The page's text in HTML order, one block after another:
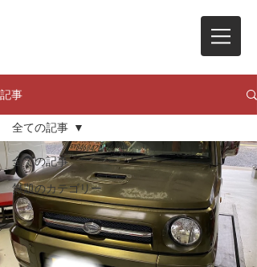
記事
全ての記事
無題のカテゴリー
全ての記事